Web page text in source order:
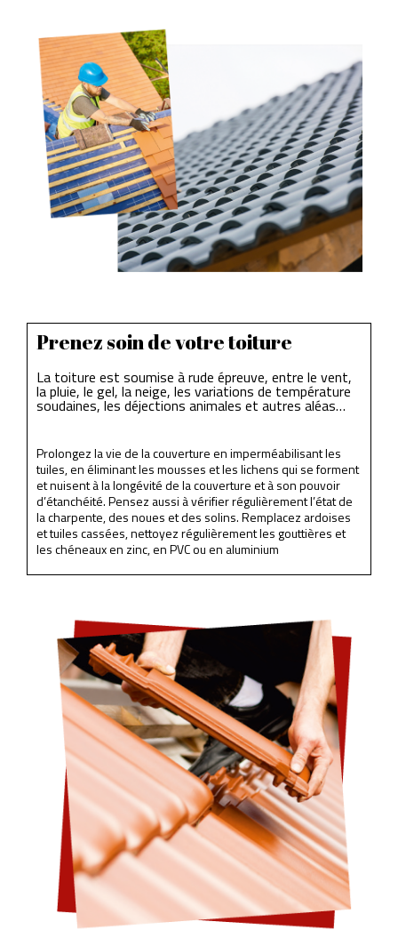
Prenez soin de votre toiture
La toiture est soumise à rude épreuve, entre le vent,
la pluie, le gel, la neige, les variations de température
soudaines, les déjections animales et autres aléas…
Prolongez la vie de la couverture en imperméabilisant les
tuiles, en éliminant les mousses et les lichens qui se forment
et nuisent à la longévité de la couverture et à son pouvoir
d’étanchéité. Pensez aussi à vérifier régulièrement l’état de
la charpente, des noues et des solins. Remplacez ardoises
et tuiles cassées, nettoyez régulièrement les gouttières et
les chéneaux en zinc, en PVC ou en aluminium